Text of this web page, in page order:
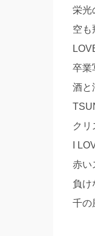
栄光
空も
卒業
酒と
クリ
I
赤い
負け
千の